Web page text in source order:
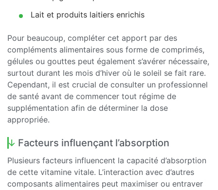
Lait et produits laitiers enrichis
Pour beaucoup, compléter cet apport par des
compléments alimentaires sous forme de comprimés,
gélules ou gouttes peut également s’avérer nécessaire,
surtout durant les mois d’hiver où le soleil se fait rare.
Cependant, il est crucial de consulter un professionnel
de santé avant de commencer tout régime de
supplémentation afin de déterminer la dose
appropriée.
Facteurs influençant l’absorption
Plusieurs facteurs influencent la capacité d’absorption
de cette vitamine vitale. L’interaction avec d’autres
composants alimentaires peut maximiser ou entraver